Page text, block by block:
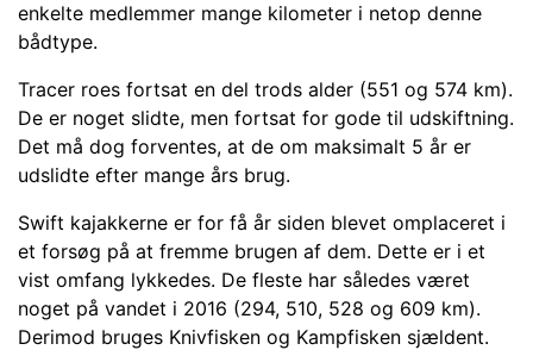
enkelte medlemmer mange kilometer i netop denne
bådtype.
Tracer roes fortsat en del trods alder (551 og 574 km).
De er noget slidte, men fortsat for gode til udskiftning.
Det må dog forventes, at de om maksimalt 5 år er
udslidte efter mange års brug.
Swift kajakkerne er for få år siden blevet omplaceret i
et forsøg på at fremme brugen af dem. Dette er i et
vist omfang lykkedes. De fleste har således været
noget på vandet i 2016 (294, 510, 528 og 609 km).
Derimod bruges Knivfisken og Kampfisken sjældent.